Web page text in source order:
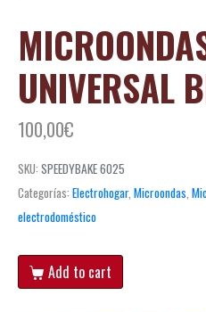
UNIVERSAL
100,00€
SKU: SPEEDYBAKE 6025
Categorías: Electrohogar, Microondas
electrodoméstico
Add to cart